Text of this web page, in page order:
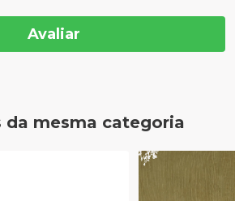
Avaliar
da mesma categoria